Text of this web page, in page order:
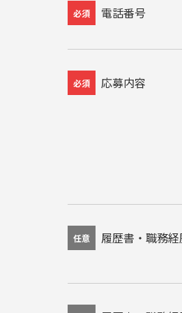
電話番号
必須
応募内容
必須
履歴書・職務
任意